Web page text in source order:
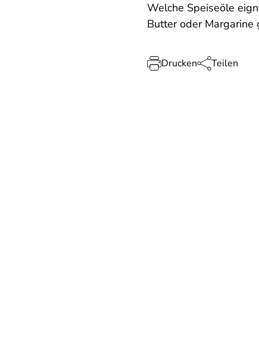
Welche Speiseöle
Butter oder
Drucken Teilen